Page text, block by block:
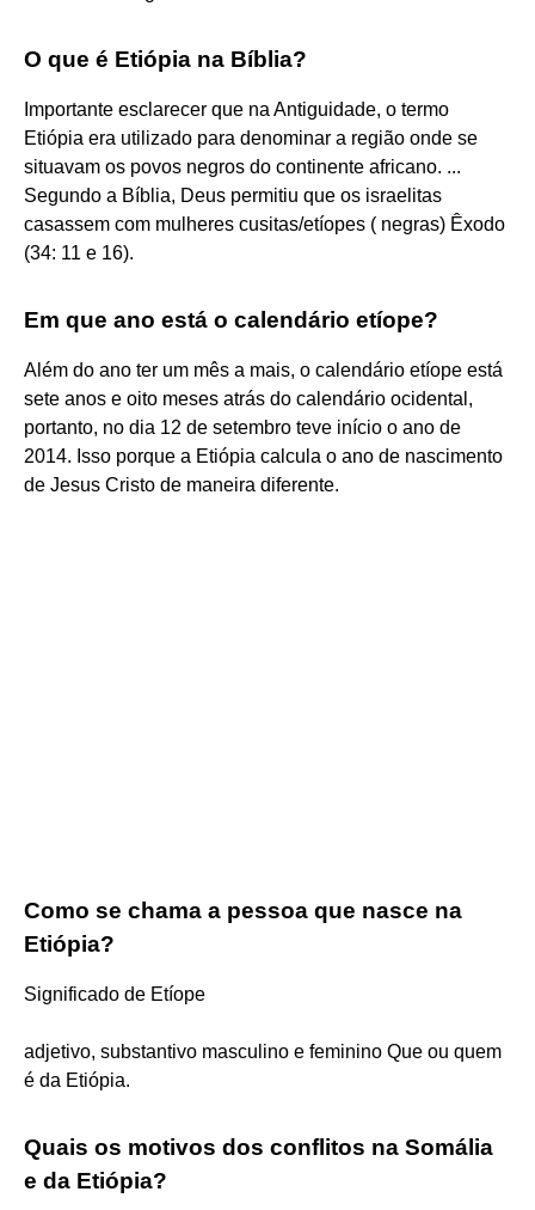
O que é Etiópia na Bíblia?
Importante esclarecer que na Antiguidade, o termo
Etiópia era utilizado para denominar a região onde se
situavam os povos negros do continente africano. ...
Segundo a Bíblia, Deus permitiu que os israelitas
casassem com mulheres cusitas/etíopes ( negras) Êxodo
(34: 11 e 16).
Em que ano está o calendário etíope?
Além do ano ter um mês a mais, o calendário etíope está
sete anos e oito meses atrás do calendário ocidental,
portanto, no dia 12 de setembro teve início o ano de
2014. Isso porque a Etiópia calcula o ano de nascimento
de Jesus Cristo de maneira diferente.
Como se chama a pessoa que nasce na
Etiópia?
Significado de Etíope
adjetivo, substantivo masculino e feminino Que ou quem
é da Etiópia.
Quais os motivos dos conflitos na Somália
e da Etiópia?